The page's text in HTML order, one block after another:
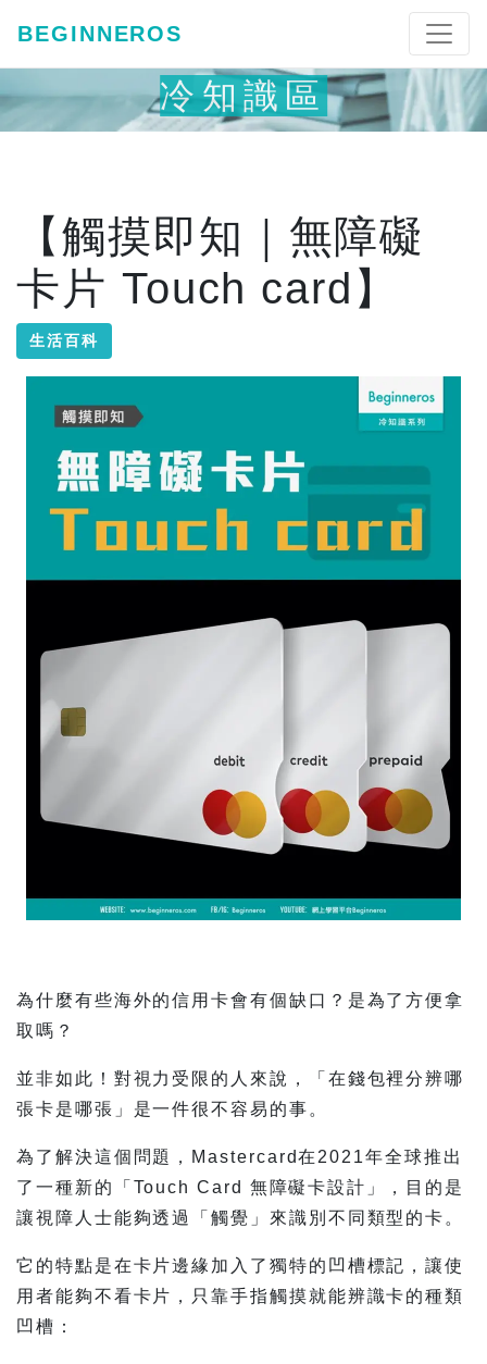
BEGINNEROS
冷知識區
【觸摸即知｜無障礙
卡片 Touch card】
生活百科
為什麼有些海外的信用卡會有個缺口？是為了方便拿
取嗎？
並非如此！對視力受限的人來說，「在錢包裡分辨哪
張卡是哪張」是一件很不容易的事。
為了解決這個問題，Mastercard在2021年全球推出
了一種新的「Touch Card 無障礙卡設計」，目的是
讓視障人士能夠透過「觸覺」來識別不同類型的卡。
它的特點是在卡片邊緣加入了獨特的凹槽標記，讓使
用者能夠不看卡片，只靠手指觸摸就能辨識卡的種類
凹槽：